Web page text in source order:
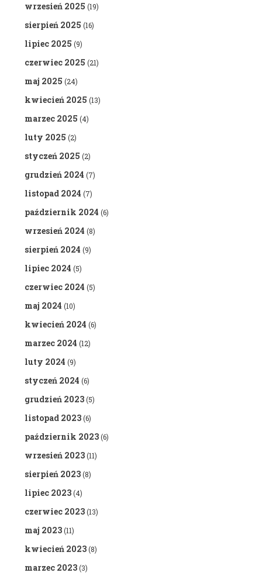
wrzesień 2025 (19)
sierpień 2025 (16)
lipiec 2025 (9)
czerwiec 2025 (21)
maj 2025 (24)
kwiecień 2025 (13)
marzec 2025 (4)
luty 2025 (2)
styczeń 2025 (2)
grudzień 2024 (7)
listopad 2024 (7)
październik 2024 (6)
wrzesień 2024 (8)
sierpień 2024 (9)
lipiec 2024 (5)
czerwiec 2024 (5)
maj 2024 (10)
kwiecień 2024 (6)
marzec 2024 (12)
luty 2024 (9)
styczeń 2024 (6)
grudzień 2023(5)
listopad 2023(6)
październik 2023(6)
wrzesień 2023(11)
sierpień 2023(8)
lipiec 2023(4)
czerwiec 2023(13)
maj 2023(11)
kwiecień 2023(8)
marzec 2023(3)